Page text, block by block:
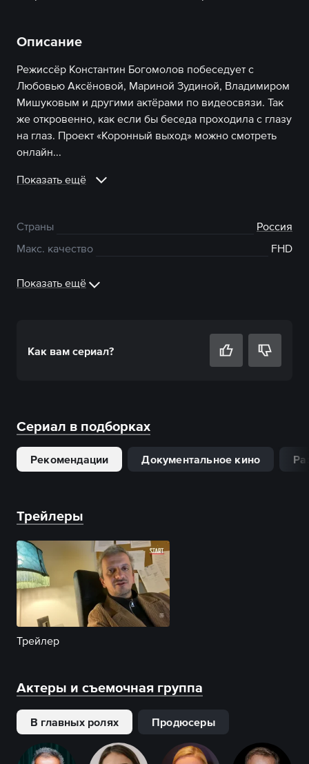
Описание
Режиссёр Константин Богомолов побеседует с
Любовью Аксёновой, Мариной Зудиной, Владимиром
Мишуковым и другими актёрами по видеосвязи. Так
же откровенно, как если бы беседа проходила с глазу
на глаз. Проект «Коронный выход» можно смотреть
онлайн...
Показать ещё
Страны
Россия
Макс. качество
FHD
Показать ещё
Как вам сериал?
Сериал в подборках
Рекомендации Документальное кино
Трейлеры
Трейлер
Актеры и съемочная группа
В главных ролях Продюсеры